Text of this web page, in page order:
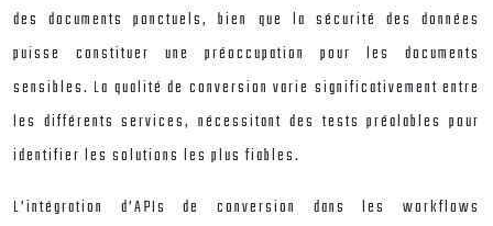
des documents ponctuels, bien que la sécurité des données
puisse constituer une préoccupation pour les documents
sensibles. La qualité de conversion varie significativement entre
les différents services, nécessitant des tests préalables pour
identifier les solutions les plus fiables.
L’intégration d’APIs de conversion dans les workflows